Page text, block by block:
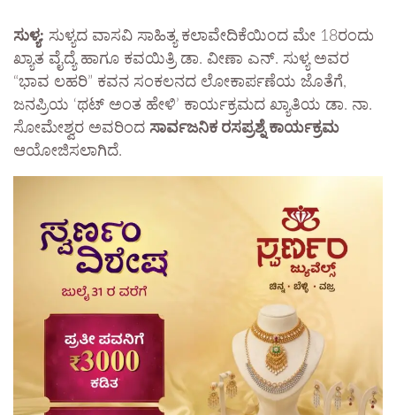
ಸುಳ್ಯ: ಸುಳ್ಯದ ವಾಸವಿ ಸಾಹಿತ್ಯ ಕಲಾವೇದಿಕೆಯಿಂದ ಮೇ 18ರಂದು
ಖ್ಯಾತ ವೈದ್ಯೆ ಹಾಗೂ ಕವಯಿತ್ರಿ ಡಾ. ವೀಣಾ ಎನ್. ಸುಳ್ಯ ಅವರ
“ಭಾವ ಲಹರಿ” ಕವನ ಸಂಕಲನದ ಲೋಕಾರ್ಪಣೆಯ ಜೊತೆಗೆ,
ಜನಪ್ರಿಯ ‘ಥಟ್ ಅಂತ ಹೇಳಿ’ ಕಾರ್ಯಕ್ರಮದ ಖ್ಯಾತಿಯ ಡಾ. ನಾ.
ಸೋಮೇಶ್ವರ ಅವರಿಂದ ಸಾರ್ವಜನಿಕ ರಸಪ್ರಶ್ನೆ ಕಾರ್ಯಕ್ರಮ
ಆಯೋಜಿಸಲಾಗಿದೆ.